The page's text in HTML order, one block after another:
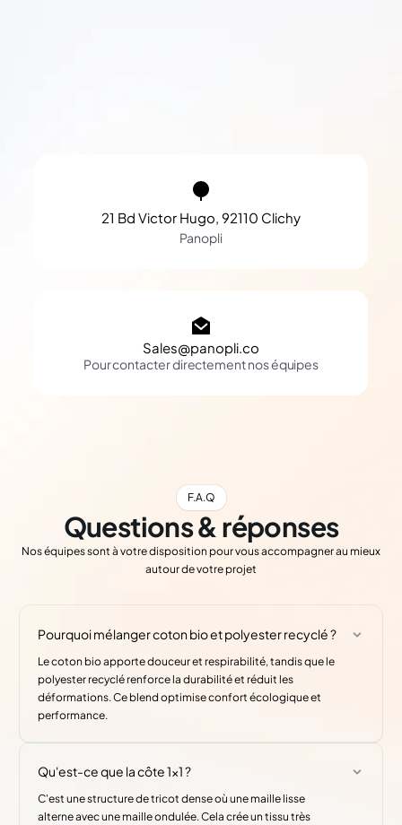
21 Bd Victor Hugo, 92110 Clichy
Panopli
Sales@panopli.co
Pour contacter directement nos équipes
F.A.Q
Questions & réponses
Nos équipes sont à votre disposition pour vous accompagner au mieux
autour de votre projet
Pourquoi mélanger coton bio et polyester recyclé ?
Le coton bio apporte douceur et respirabilité, tandis que le
polyester recyclé renforce la durabilité et réduit les
déformations. Ce blend optimise confort écologique et
performance.
Qu'est-ce que la côte 1x1 ?
C'est une structure de tricot dense où une maille lisse
alterne avec une maille ondulée. Cela crée un tissu très